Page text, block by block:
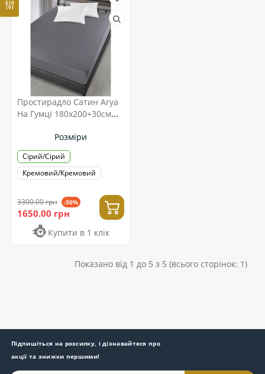
Простирадло Сатин Arya
На Гумці 180x200+30см
Розміри
Сірий/Сірий
Кремовий/Кремовий
3300.00 грн -50%
1650.00 грн
Купити в 1 клік
Показано від 1 до 5 з 5 (всього сторінок: 1)
Підпишіться на розсилку, і дізнавайтеся про
акції та знижки першими!